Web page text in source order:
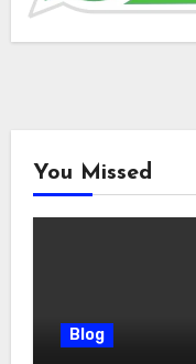
You Missed
Blog